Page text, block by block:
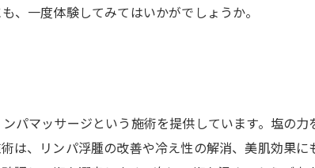
、一度体験してみてはいかがでしょうか。
パマッサージという施術を提供しています。塩の
は、リンパ浮腫の改善や冷え性の解消、美肌効果